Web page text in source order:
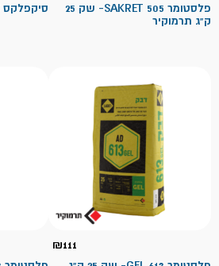
פלסטומר SAKRET 505- שק 25
ק"ג תרמוקיר
סיקפלקס 11FC שפופרת- סיקה
₪111